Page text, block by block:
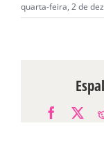
quarta-feira, 2 de
X